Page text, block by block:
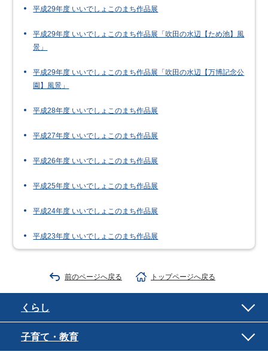
平成29年度 いいでしょこのまち作品展
平成29年度 いいでしょこのまち作品展「吹田の水辺【ため池】風
景」
平成29年度 いいでしょこのまち作品展「吹田の水辺【万博記念公
園】風景」
平成28年度 いいでしょこのまち作品展
平成27年度 いいでしょこのまち作品展
平成26年度 いいでしょこのまち作品展
平成25年度 いいでしょこのまち作品展
平成24年度 いいでしょこのまち作品展
平成23年度 いいでしょこのまち作品展
前のページへ戻る トップページへ戻る
くらし
子育て・教育